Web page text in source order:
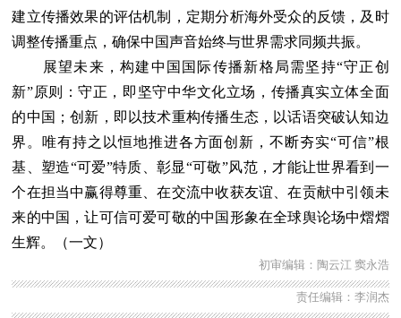
建立传播效果的评估机制，定期分析海外受众的反馈，及时
调整传播重点，确保中国声音始终与世界需求同频共振。
展望未来，构建中国国际传播新格局需坚持“守正创
新”原则：守正，即坚守中华文化立场，传播真实立体全面
的中国；创新，即以技术重构传播生态，以话语突破认知边
界。唯有持之以恒地推进各方面创新，不断夯实“可信”根
基、塑造“可爱”特质、彰显“可敬”风范，才能让世界看到一
个在担当中赢得尊重、在交流中收获友谊、在贡献中引领未
来的中国，让可信可爱可敬的中国形象在全球舆论场中熠熠
生辉。（一文）
初审编辑：陶云江 窦永浩
责任编辑：李润杰